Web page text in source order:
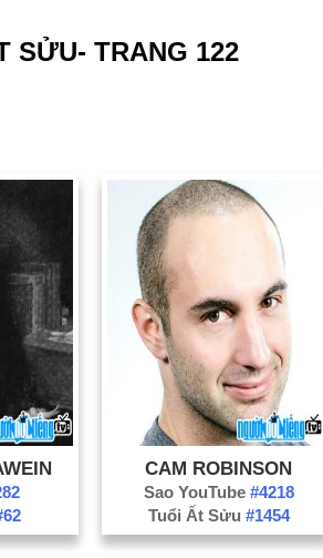
SỬU- TRANG 122
CAM ROBINSON
Sao YouTube #4218
Tuổi Ất Sửu #1454